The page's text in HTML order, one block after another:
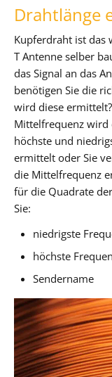
Drahtlänge
Kupferdraht ist das
T Antenne selber
das Signal an das
benötigen Sie die
wird diese
Mittelfrequenz wird
höchste und
ermittelt oder Sie
die Mittelfrequenz
für die Quadrate
Sie:
niedrigste
höchste
Sendername